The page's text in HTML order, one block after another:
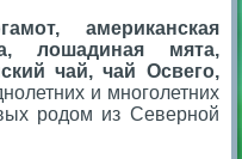
американская
лошадиная мята,
чай, чай Освего,
и многолетних
родом из Северной